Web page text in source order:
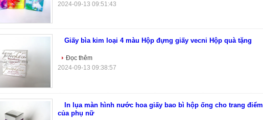
2024-09-13 09:51:43
Giấy bìa kim loại 4 màu Hộp đựng giấy vecni Hộp quà tặng
Đọc thêm
2024-09-13 09:38:57
In lụa màn hình nước hoa giấy bao bì hộp ống cho trang điểm
của phụ nữ